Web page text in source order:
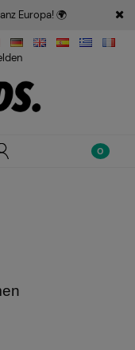
Europa! 🌍